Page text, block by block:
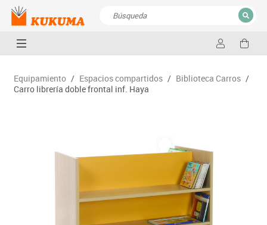
CERRAR
Equipamiento / Espacios compartidos / Biblioteca Carros /
Carro librería doble frontal inf. Haya